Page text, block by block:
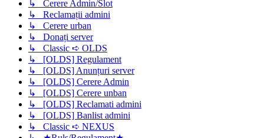
↳ Cerere Admin/Slot
↳ Reclamații admini
↳ Cerere urban
↳ Donați server
↳ Classic ➪ OLDS
↳ [OLDS] Regulament
↳ [OLDS] Anunțuri server
↳ [OLDS] Cerere Admin
↳ [OLDS] Cerere unban
↳ [OLDS] Reclamati admini
↳ [OLDS] Banlist admini
↳ Classic ➪ NEXUS